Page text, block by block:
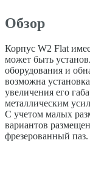
Обзор
Корпус W2 Flat
может быть
оборудования и
возможна
увеличения его
металлическим
С учетом малых
вариантов
фрезерованный паз.